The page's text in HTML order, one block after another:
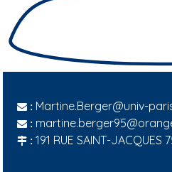
: Martine.Berger@univ-
:
: 191 RUE SAINT-JACQUES